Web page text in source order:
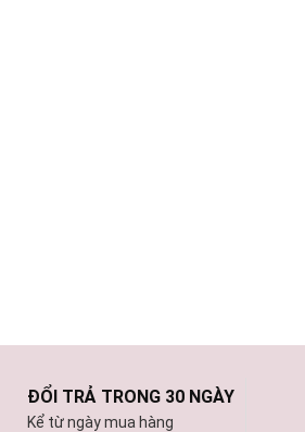
ĐỔI TRẢ TRONG 30 NGÀY
Kể từ ngày mua hàng